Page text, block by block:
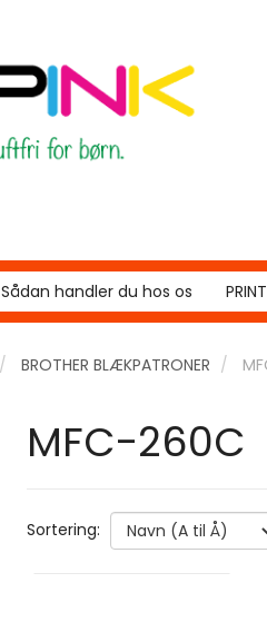
Sådan handler du hos os
BROTHER BLÆKPATRONER
MFC-260C
Sortering: